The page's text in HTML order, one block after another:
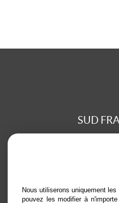
SUD
Nous utiliserons uniquement
pouvez les modifier à